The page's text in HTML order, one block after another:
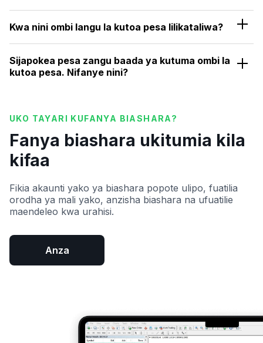
Hii inamaanisha kwamba ombi lako liko kwenye foleni
na kwenye utaratibu wa kuchakatwa. Mara tu
linapoidhinishwa, utaarifiwa.
Kwa nini ombi langu la kutoa pesa lilikataliwa?
Inawezekana kwamba akaunti yako haijathibitishwa,
kuna hitilafu kwenye data uliyoweka au salio lako
halitoshi kulipa ada ya kutoa pesa. Tutakuarifu
Sijapokea pesa zangu baada ya kutuma ombi la
kutoa pesa. Nifanye nini?
UKO TAYARI KUFANYA BIASHARA?
Fanya biashara ukitumia kila
kifaa
Fikia akaunti yako ya biashara popote ulipo, fuatilia
orodha ya mali yako, anzisha biashara na ufuatilie
maendeleo kwa urahisi.
Anza